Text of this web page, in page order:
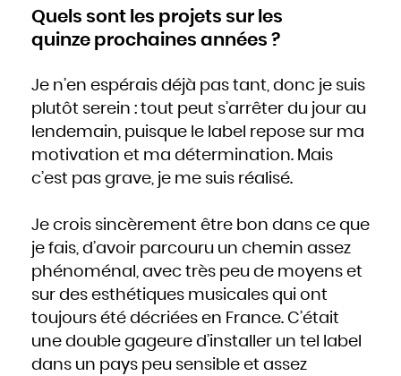
Quels sont les projets sur les
quinze prochaines années ?
Je n’en espérais déjà pas tant, donc je suis
plutôt serein : tout peut s’arrêter du jour au
lendemain, puisque le label repose sur ma
motivation et ma détermination. Mais
c’est pas grave, je me suis réalisé.
Je crois sincèrement être bon dans ce que
je fais, d’avoir parcouru un chemin assez
phénoménal, avec très peu de moyens et
sur des esthétiques musicales qui ont
toujours été décriées en France. C’était
une double gageure d’installer un tel label
dans un pays peu sensible et assez